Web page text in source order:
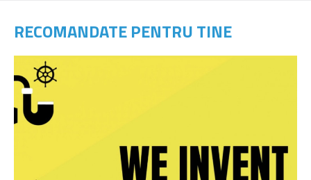
RECOMANDATE PENTRU TINE